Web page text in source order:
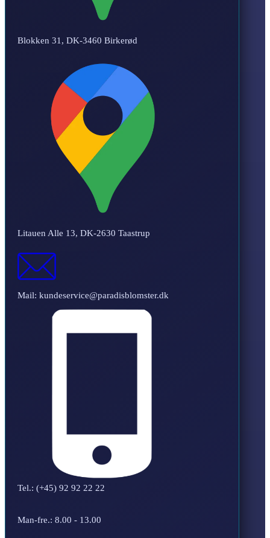
Blokken 31, DK-3460 Birkerød
Litauen Alle 13, DK-2630 Taastrup
Mail: kundeservice@paradisblomster.dk
Tel.: (+45) 92 92 22 22
Man-fre.: 8.00 - 13.00